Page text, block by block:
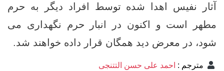
آثار نفیس اهدا شده توسط افراد دیگر به حرم
مطهر است و اکنون در انبار حرم نگهداری می
شود، در معرض دید همگان قرار داده خواهند شد.
مترجم : احمد علی حسن التتنجی